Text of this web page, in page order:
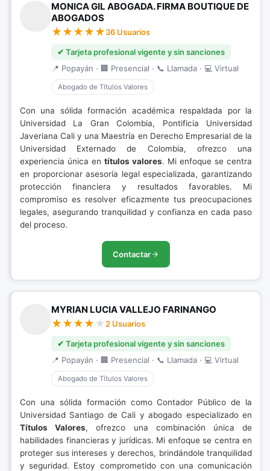
MONICA GIL ABOGADA. FIRMA BOUTIQUE DE
ABOGADOS
36 Usuarios
✔ Tarjeta profesional vigente y sin sanciones
📍 Popayán · 🏢 Presencial · 📞 Llamada · 💻 Virtual
Abogado de Títulos Valores
Con una sólida formación académica respaldada por la
Universidad La Gran Colombia, Pontificia Universidad
Javeriana Cali y una Maestría en Derecho Empresarial de la
Universidad Externado de Colombia, ofrezco una
experiencia única en títulos valores. Mi enfoque se centra
en proporcionar asesoría legal especializada, garantizando
protección financiera y resultados favorables. Mi
compromiso es resolver eficazmente tus preocupaciones
legales, asegurando tranquilidad y confianza en cada paso
del proceso.
Contactar
MYRIAN LUCIA VALLEJO FARINANGO
2 Usuarios
✔ Tarjeta profesional vigente y sin sanciones
📍 Popayán · 🏢 Presencial · 📞 Llamada · 💻 Virtual
Abogado de Títulos Valores
Con una sólida formación como Contador Público de la
Universidad Santiago de Cali y abogado especializado en
Títulos Valores, ofrezco una combinación única de
habilidades financieras y jurídicas. Mi enfoque se centra en
proteger sus intereses y derechos, brindándole tranquilidad
y seguridad. Estoy comprometido con una comunicación